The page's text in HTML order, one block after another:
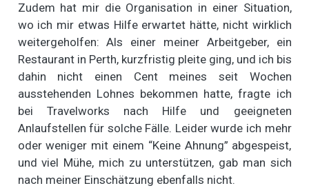
Zudem hat mir die Organisation in einer Situation,
wo ich mir etwas Hilfe erwartet hätte, nicht wirklich
weitergeholfen: Als einer meiner Arbeitgeber, ein
Restaurant in Perth, kurzfristig pleite ging, und ich bis
dahin nicht einen Cent meines seit Wochen
ausstehenden Lohnes bekommen hatte, fragte ich
bei Travelworks nach Hilfe und geeigneten
Anlaufstellen für solche Fälle. Leider wurde ich mehr
oder weniger mit einem “Keine Ahnung” abgespeist,
und viel Mühe, mich zu unterstützen, gab man sich
nach meiner Einschätzung ebenfalls nicht.